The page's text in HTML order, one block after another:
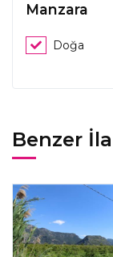
Manzara
Doğa
Benzer